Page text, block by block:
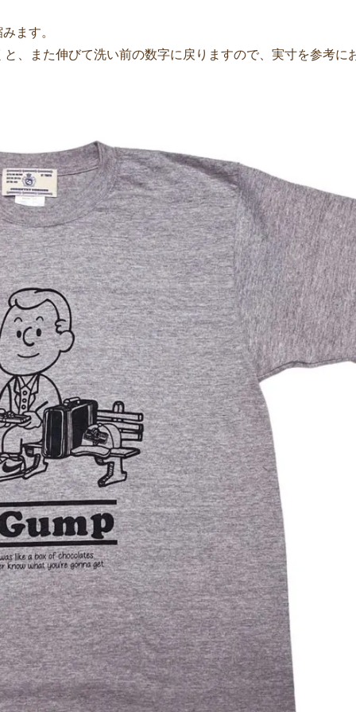
ます。
、また伸びて洗い前の数字に戻りますので、実寸を参考に